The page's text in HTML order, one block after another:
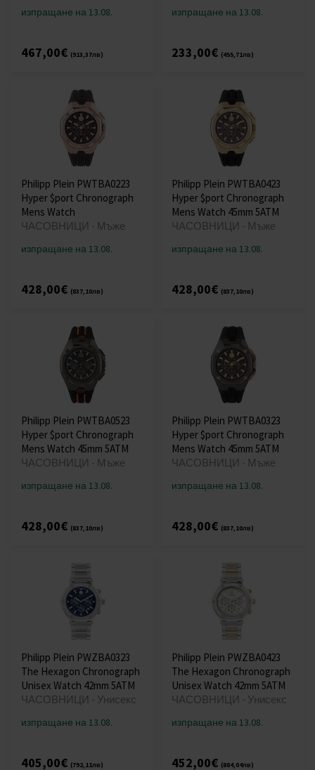
изпращане на 13.08.
467,00€ (913,37лв)
изпращане на 13.08.
233,00€ (455,71лв)
Philipp Plein PWTBA0223
Hyper $port Chronograph
Mens Watch
ЧАСОВНИЦИ - Мъже
изпращане на 13.08.
428,00€ (837,10лв)
Philipp Plein PWTBA0423
Hyper $port Chronograph
Mens Watch 45mm 5ATM
ЧАСОВНИЦИ - Мъже
изпращане на 13.08.
428,00€ (837,10лв)
Philipp Plein PWTBA0523
Hyper $port Chronograph
Mens Watch 45mm 5ATM
ЧАСОВНИЦИ - Мъже
изпращане на 13.08.
428,00€ (837,10лв)
Philipp Plein PWTBA0323
Hyper $port Chronograph
Mens Watch 45mm 5ATM
ЧАСОВНИЦИ - Мъже
изпращане на 13.08.
428,00€ (837,10лв)
Philipp Plein PWZBA0323
The Hexagon Chronograph
Unisex Watch 42mm 5ATM
ЧАСОВНИЦИ - Унисекс
изпращане на 13.08.
405,00€ (792,11лв)
Philipp Plein PWZBA0423
The Hexagon Chronograph
Unisex Watch 42mm 5ATM
ЧАСОВНИЦИ - Унисекс
изпращане на 13.08.
452,00€ (884,04лв)